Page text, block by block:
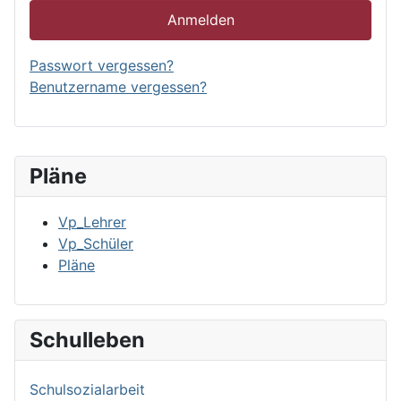
Pläne
Vp_Lehrer
Vp_Schüler
Pläne
Schulleben
Schulsozialarbeit
Anmelden
Passwort vergessen?
Benutzername vergessen?